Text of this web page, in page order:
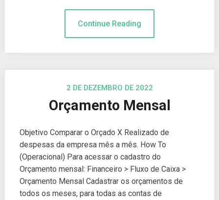
Continue Reading
2 DE DEZEMBRO DE 2022
Orçamento Mensal
Objetivo Comparar o Orçado X Realizado de
despesas da empresa mês a mês. How To
(Operacional) Para acessar o cadastro do
Orçamento mensal: Financeiro > Fluxo de Caixa >
Orçamento Mensal Cadastrar os orçamentos de
todos os meses, para todas as contas de